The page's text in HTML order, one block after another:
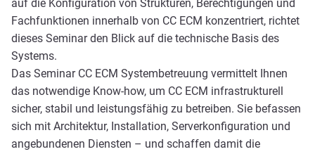
auf die Konfiguration von Strukturen, Berechtigungen und
Fachfunktionen innerhalb von CC ECM konzentriert, richtet
dieses Seminar den Blick auf die technische Basis des
Systems.
Das Seminar CC ECM Systembetreuung vermittelt Ihnen
das notwendige Know-how, um CC ECM infrastrukturell
sicher, stabil und leistungsfähig zu betreiben. Sie befassen
sich mit Architektur, Installation, Serverkonfiguration und
angebundenen Diensten – und schaffen damit die